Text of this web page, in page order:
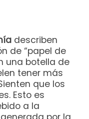
describen
de “papel de
una botella de
tener más
que los
Esto es
a la